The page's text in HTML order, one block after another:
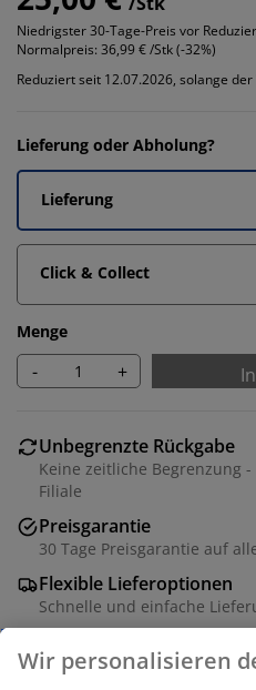
Niedrigster 30-Tage-Preis vor
Normalpreis: 36,99 € /Stk (-32%)
Reduziert seit 12.07.2026, solange
Lieferung oder Abholung?
Lieferung
Click & Collect
Menge
- +
Unbegrenzte Rückgabe
Keine zeitliche Begrenzung -
Filiale
Preisgarantie
30 Tage Preisgarantie auf
Flexible Lieferoptionen
Schnelle und einfache